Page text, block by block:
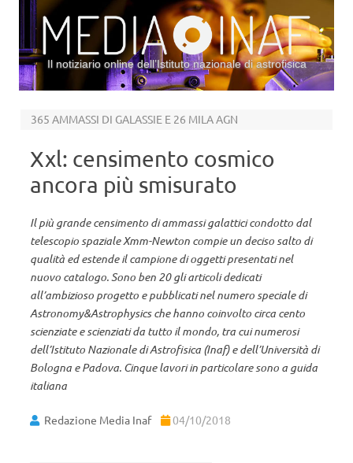
Il notiziario online dell’Istituto nazionale di astrofisica
365 AMMASSI DI GALASSIE E 26 MILA AGN
Xxl: censimento cosmico
ancora più smisurato
Il più grande censimento di ammassi galattici condotto dal
telescopio spaziale Xmm-Newton compie un deciso salto di
qualità ed estende il campione di oggetti presentati nel
nuovo catalogo. Sono ben 20 gli articoli dedicati
all’ambizioso progetto e pubblicati nel numero speciale di
Astronomy&Astrophysics che hanno coinvolto circa cento
scienziate e scienziati da tutto il mondo, tra cui numerosi
dell’Istituto Nazionale di Astrofisica (Inaf) e dell’Università di
Bologna e Padova. Cinque lavori in particolare sono a guida
italiana
Redazione Media Inaf 04/10/2018